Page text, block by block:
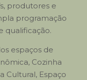
produtores e
programação
qualificação.
espaços de
Cozinha
Cultural, Espaço